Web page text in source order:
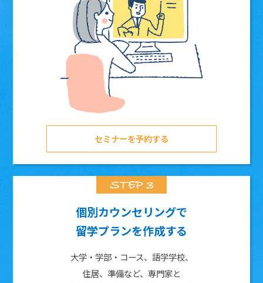
セミナーを予約する
個別カウンセリングで
留学プランを作成する
大学・学部・コース、語学学校、
住居、準備など、専門家と